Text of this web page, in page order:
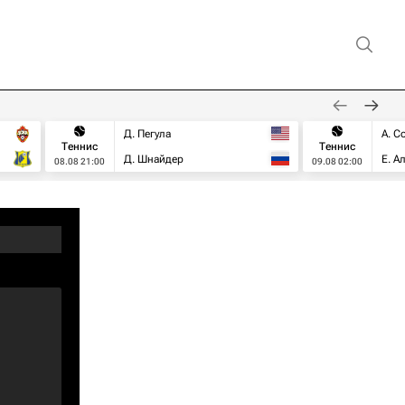
Теннис
08.08 21:00
Д. Пегула
Д. Шнайдер
Теннис
09.08 02:00
А.
Е.